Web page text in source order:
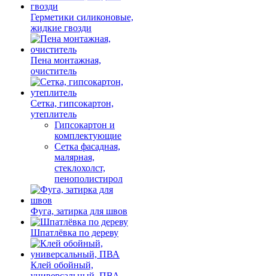
Герметики силиконовые,
жидкие гвозди
Пена монтажная,
очиститель
Сетка, гипсокартон,
утеплитель
Гипсокартон и
комплектующие
Сетка фасадная,
малярная,
стеклохолст,
пенополистирол
Фуга, затирка для швов
Шпатлёвка по дереву
Клей обойный,